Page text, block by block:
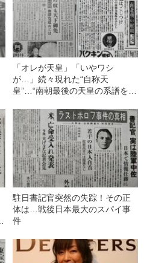
「オレが天皇」「いやワシ
が…」続々現れた“自称天
皇”…“南朝最後の天皇の系譜を継
駐日書記官突然の失踪！その正
体は…戦後日本最大のスパイ事
件